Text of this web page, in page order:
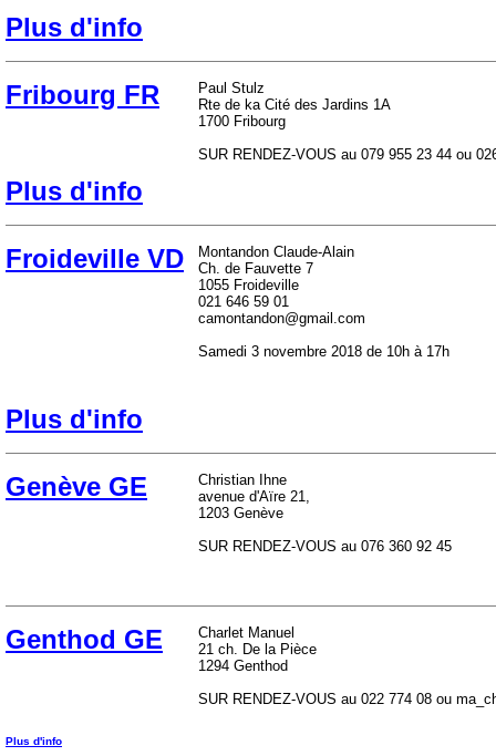
Plus d'info
Fribourg FR
Paul Stulz
Rte de ka Cité des Jardins 1A
1700 Fribourg
SUR RENDEZ-VOUS au 079 955 23 44 ou
Plus d'info
Froideville VD
Montandon Claude-Alain
Ch. de Fauvette 7
1055 Froideville
021 646 59 01
camontandon@gmail.com
Samedi 3 novembre 2018 de 10h à 17h
Plus d'info
Genève GE
Christian Ihne
avenue d'Aïre 21,
1203 Genève
SUR RENDEZ-VOUS au 076 360 92 45
Genthod GE
Charlet Manuel
21 ch. De la Pièce
1294 Genthod
SUR RENDEZ-VOUS au 022 774 08 ou
Plus d'info